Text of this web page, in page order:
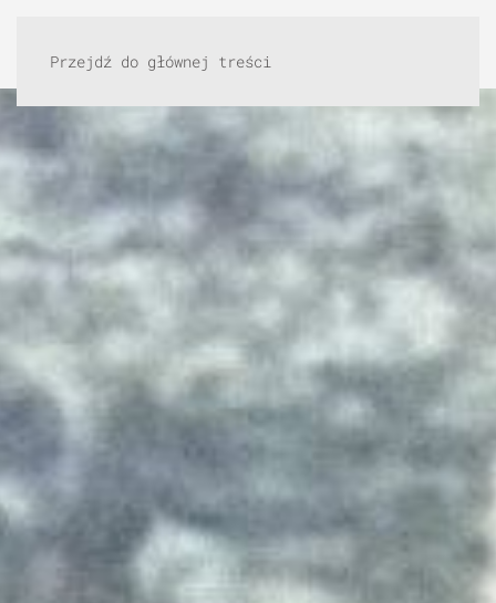
Przejdź do głównej treści